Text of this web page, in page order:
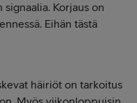
Korjaus on
Eihän tästä
häiriöt on tarkoitus